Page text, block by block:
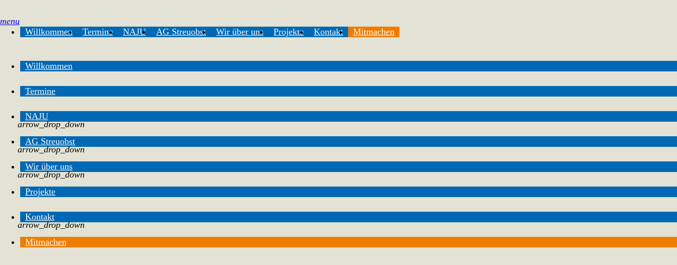
menu
Willkommen
Termine NAJU AG Streuobst Wir über uns Projekte Kontakt Mitmachen
Willkommen
Termine
NAJU
AG Streuobst
arrow_drop_down
Wir über uns
arrow_drop_down
Projekte
arrow_drop_down
Kontakt
Mitmachen
arrow_drop_down